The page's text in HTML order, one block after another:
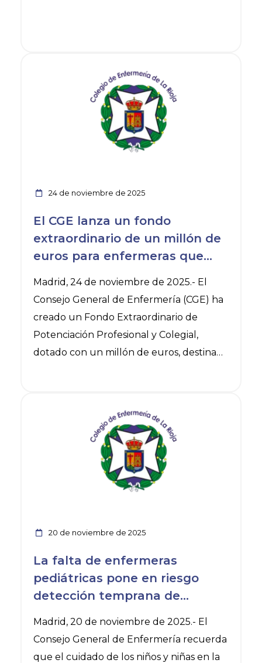
24 de noviembre de 2025
El CGE lanza un fondo
extraordinario de un millón de
euros para enfermeras que
y proyectos innovadores de los
Colegios de Enfermería
Madrid, 24 de noviembre de 2025.- El
Consejo General de Enfermería (CGE) ha
creado un Fondo Extraordinario de
Potenciación Profesional y Colegial,
dotado con un millón de euros, destinado
ser Enfermero Interno Residente (EIR), el
programa de formación del Ministerio de
Sanidad que otorga el título de
especialista en Salud Mental, Enfermería
del Trabajo, Pediatría, Geriatría, Familiar y
reconocida y consolidada, la única
como es la de Enfermería Obstétrico-
Ginecológica, es decir, la de matrona.
20 de noviembre de 2025
La falta de enfermeras
pediátricas pone en riesgo
detección temprana de
6 millones de menores en
España
Madrid, 20 de noviembre de 2025.- El
Consejo General de Enfermería recuerda
que el cuidado de los niños y niñas en la